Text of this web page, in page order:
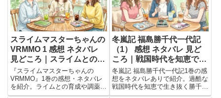
スライムマスターちゃんの
VRMMO 1 感想 ネタバレ
見どころ｜スライムとのん
びり遊んでいたら最強への
道が始まった
『スライムマスターちゃんの
VRMMO』1巻の感想・ネタバレ
を紹介。ライムとの育成や調薬、
のんびり楽しむVRMMOの魅力を
冬嵐記 福島勝千代一代記
（1） 感想 ネタバレ 見ど
ころ｜戦国時代を知恵で生
き抜く転生物語が面白い
冬嵐記 福島勝千代一代記1巻の感
想をネタバレありで紹介。過酷な
戦国時代を知恵で生き抜く勝千代
の魅力や重厚な世界観、続きが気